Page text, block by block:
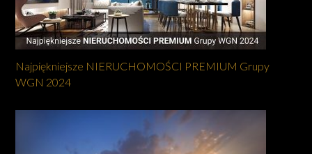
Najpiękniejsze NIERUCHOMOŚCI PREMIUM Grupy
WGN 2024